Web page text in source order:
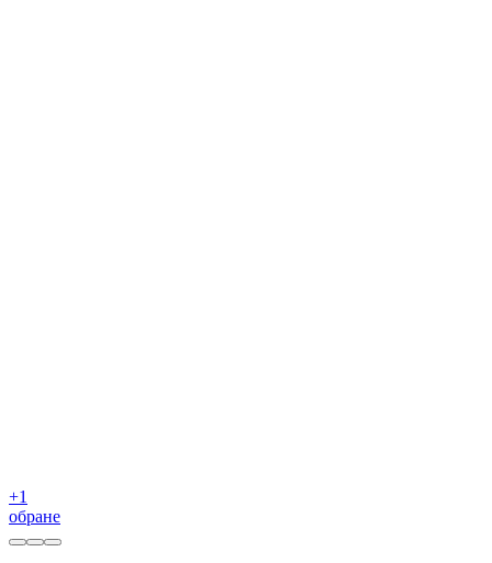
+1
обране